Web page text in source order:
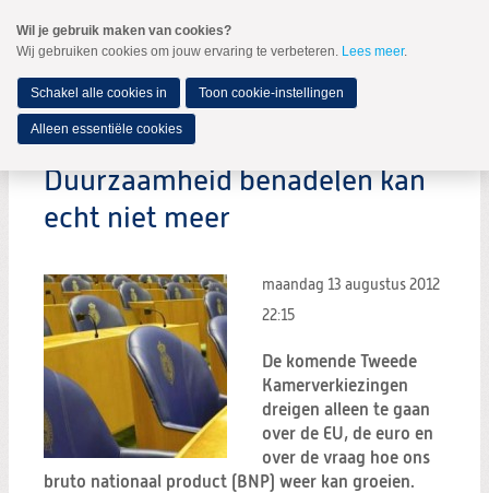
naar
Spring
de
inhoud
Spring
naar
hoofdmenu
MENU
Duurzaamheid benadelen kan
echt niet meer
maandag 13 augustus 2012
22:15
De komende Tweede
Kamerverkiezingen
dreigen alleen te gaan
over de EU, de euro en
over de vraag hoe ons
bruto nationaal product (BNP) weer kan groeien.
Wil je gebruik maken van cookies?
Wij gebruiken cookies om jouw ervaring te verbeteren. Lees meer.
Schakel alle cookies in Toon cookie-instellingen
Alleen essentiële cookies